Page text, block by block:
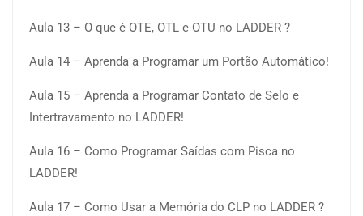
Aula 13 – O que é OTE, OTL e OTU no LADDER ?
Aula 14 – Aprenda a Programar um Portão Automático!
Aula 15 – Aprenda a Programar Contato de Selo e
Intertravamento no LADDER!
Aula 16 – Como Programar Saídas com Pisca no
LADDER!
Aula 17 – Como Usar a Memória do CLP no LADDER ?